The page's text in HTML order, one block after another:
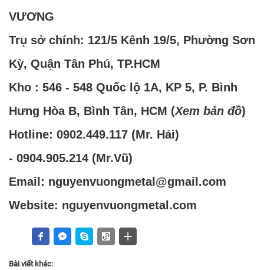
VƯƠNG
Trụ sở chính: 121/5 Kênh 19/5, Phường Sơn
Kỳ, Quận Tân Phú, TP.HCM
Kho : 546 - 548 Quốc lộ 1A, KP 5, P. Bình
Hưng Hòa B, Bình Tân, HCM (Xem bản đồ)
Hotline: 0902.449.117 (Mr. Hải)
- 0904.905.214 (Mr.Vũ)
Email: nguyenvuongmetal@gmail.com
Website: nguyenvuongmetal.com
Bài viết khác: